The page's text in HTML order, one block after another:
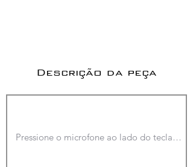
Descrição da peça